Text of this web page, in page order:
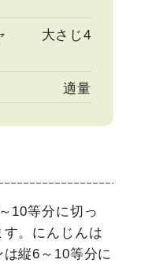
大さじ4
適量
10等分に切っ
。にんじんは
縦6～10等分に